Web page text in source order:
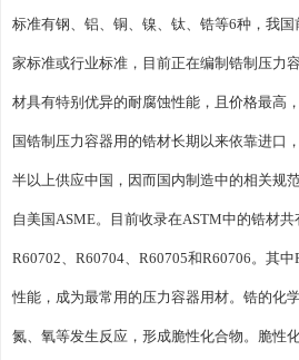
标准有钢、铝、铜、镍、钛、锆等6种，我
家标准或行业标准，目前正在编制锆制压力
材具有特别优异的耐腐蚀性能，且价格最高
国锆制压力容器用的锆材长期以来依靠进口
半以上供应中国，因而国内制造中的相关规
自美国ASME。目前收录在ASTM中的锆材共
R60702、R60704、R60705和R60706。其
性能，成为最常用的压力容器用材。锆的化
氮、氧等发生反应，形成脆性化合物。脆性